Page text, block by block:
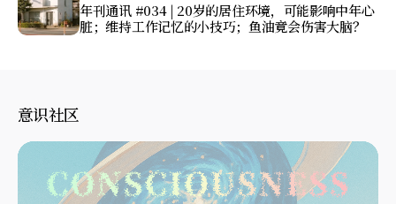
年刊通讯 #034 | 20岁的居住环境，可能影响中年心
脏；维持工作记忆的小技巧；鱼油竟会伤害大脑？
意识社区